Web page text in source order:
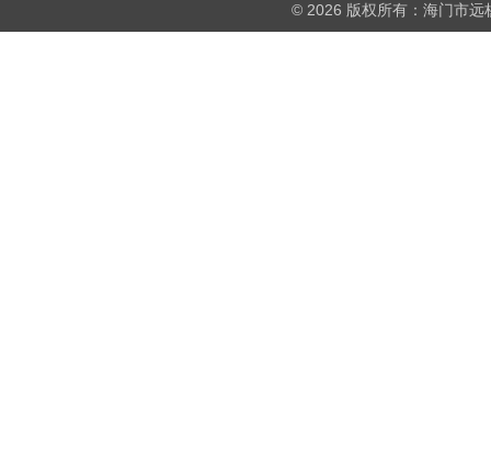
© 2026 版权所有：海门市